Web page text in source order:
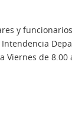
y
Intendencia
Viernes de